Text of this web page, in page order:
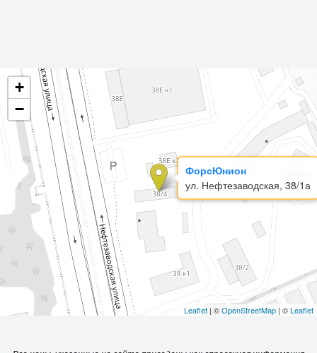
ФорсЮнион
ул. Нефтезаводская, 38/1а
+
−
Leaflet | ©OpenStreetMap | ©Leaflet